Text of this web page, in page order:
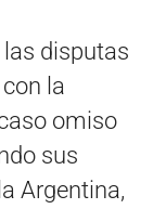
disputas
la
omiso
sus
Argentina,